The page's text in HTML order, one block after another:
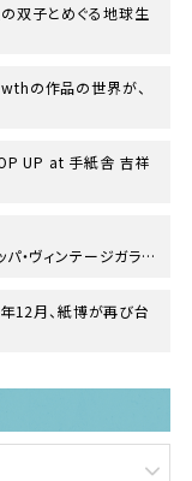
双子とめぐる地球生
の作品の世界が、
UP at 手紙舎 吉祥
・ヴィンテージガラス
12月、紙博が再び台